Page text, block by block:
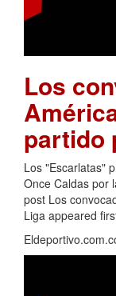
Los
partido
Los "Escarlatas"
Once Caldas por
post Los
Liga appeared